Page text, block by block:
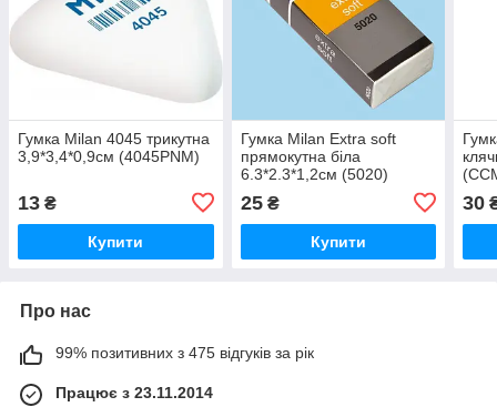
Гумка Milan 4045 трикутна
3,9*3,4*0,9см (4045PNM)
13 ₴
Купити
Гумка Milan Extra soft
прямокутна біла
6.3*2.3*1,2см (5020)
25₴
Купити
30
Про нас
99% позитивних з 475 відгуків за рік
Працює з 23.11.2014